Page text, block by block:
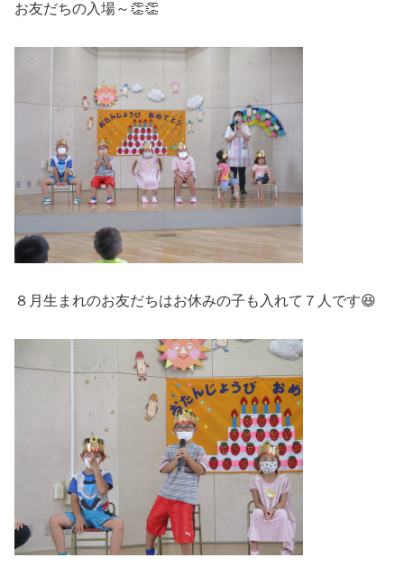
お友だちの入場～👏👏
８月生まれのお友だちはお休みの子も入れて７人です😆